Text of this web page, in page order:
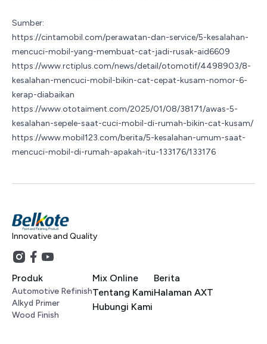
Sumber:
https://cintamobil.com/perawatan-dan-service/5-kesalahan-
mencuci-mobil-yang-membuat-cat-jadi-rusak-aid6609
https://www.rctiplus.com/news/detail/otomotif/4498903/8-
kesalahan-mencuci-mobil-bikin-cat-cepat-kusam-nomor-6-
kerap-diabaikan
https://www.ototaiment.com/2025/01/08/38171/awas-5-
kesalahan-sepele-saat-cuci-mobil-di-rumah-bikin-cat-kusam/
https://www.mobil123.com/berita/5-kesalahan-umum-saat-
mencuci-mobil-di-rumah-apakah-itu-133176/133176
Innovative and Quality
Produk
Automotive Refinish
Alkyd Primer
Wood Finish
Mix Online
Tentang Kami
Hubungi Kami
Berita
Halaman AXT